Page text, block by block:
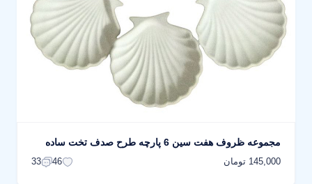
مجموعه ظروف هفت سین 6 پارچه طرح صدف تخت ساده
145,000 تومان 46
33